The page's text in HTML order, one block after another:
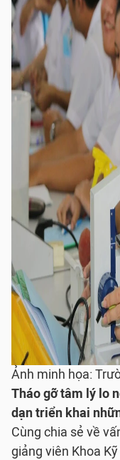
Ảnh minh họa:
Tháo gỡ tâm lý lo
dạn triển khai
Cùng chia sẻ về
giảng viên Khoa